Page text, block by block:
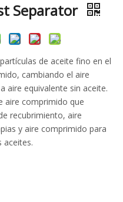
Separator
de aceite fino en el
cambiando el aire
aire equivalente sin aceite.
aire comprimido que
recubrimiento, aire
y aire comprimido para
aceites.